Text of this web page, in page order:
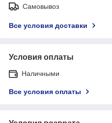
Самовывоз
Все условия доставки
Условия оплаты
Наличными
Все условия оплаты